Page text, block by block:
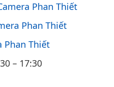
Phan Thiết
Phan Thiết
Phan Thiết
– 17:30